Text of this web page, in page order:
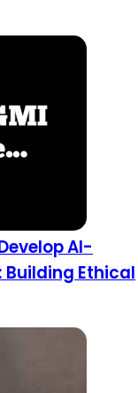
AI-
Ethical